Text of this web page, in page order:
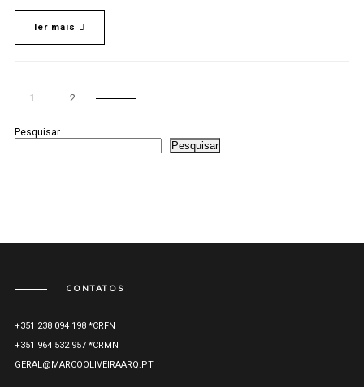
ler mais
1 2
Pesquisar
Pesquisar
CONTATOS
+351 238 094 198 *CRFN
+351 964 532 957 *CRMN
GERAL@MARCOOLIVEIRAARQ.PT